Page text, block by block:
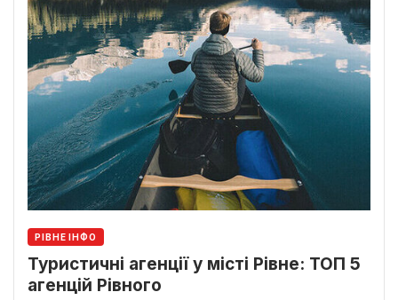
РІВНЕ ІНФО
Туристичні агенції у місті Рівне: ТОП 5
агенцій Рівного